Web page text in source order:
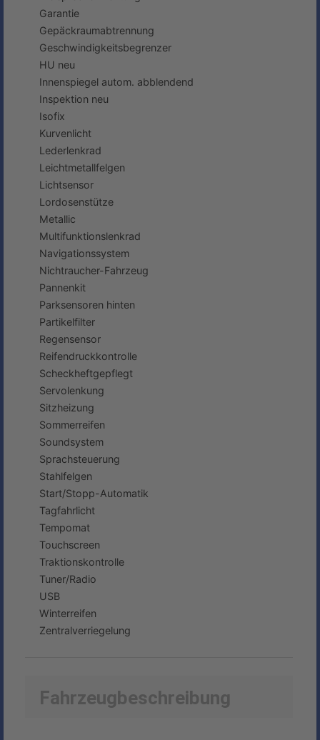
Garantie
Gepäckraumabtrennung
Geschwindigkeitsbegrenzer
HU neu
Innenspiegel autom. abblendend
Inspektion neu
Isofix
Kurvenlicht
Lederlenkrad
Leichtmetallfelgen
Lichtsensor
Lordosenstütze
Metallic
Multifunktionslenkrad
Navigationssystem
Nichtraucher-Fahrzeug
Pannenkit
Parksensoren hinten
Partikelfilter
Regensensor
Reifendruckkontrolle
Scheckheftgepflegt
Servolenkung
Sitzheizung
Sommerreifen
Soundsystem
Sprachsteuerung
Stahlfelgen
Start/Stopp-Automatik
Tagfahrlicht
Tempomat
Touchscreen
Traktionskontrolle
Tuner/Radio
USB
Winterreifen
Zentralverriegelung
Fahrzeugbeschreibung